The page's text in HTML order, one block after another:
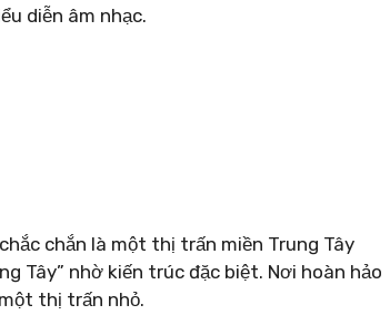
diễn âm nhạc.
chắn là một thị trấn miền Trung Tây
Tây” nhờ kiến ​​trúc đặc biệt. Nơi hoàn hảo
thị trấn nhỏ.